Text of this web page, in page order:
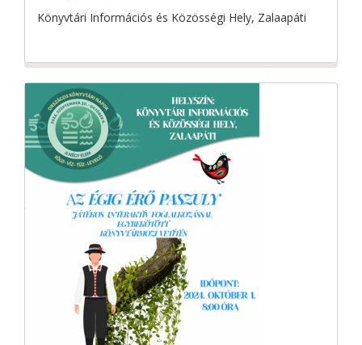
Könyvtári Információs és Közösségi Hely, Zalaapáti